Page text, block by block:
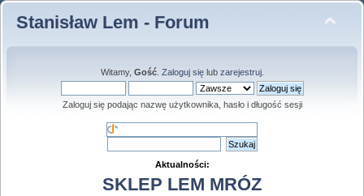
Stanisław Lem - Forum
Witamy, Gość. Zaloguj sięlub zarejestruj.
Zaloguj się podając nazwę użytkownika, hasło i długość sesji
Aktualności:
SKLEP LEM MRÓZ